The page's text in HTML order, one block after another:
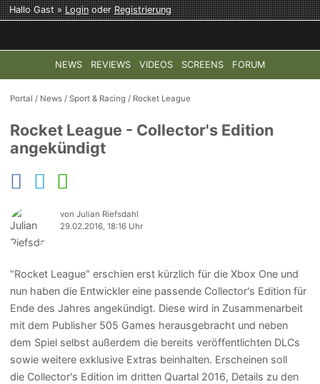
Hallo Gast »LoginoderRegistrierung
NEWS REVIEWS VIDEOS SCREENS FORUM
TOP-THEMEN: COD: MODERN WARFARE 4 HALO:
Portal / News /Sport & Racing / Rocket League
Rocket League - Collector's Edition
angekündigt
von Julian Riefsdahl
29.02.2016, 18:16 Uhr
"Rocket League" erschien erst kürzlich für die Xbox One und
nun haben die Entwickler eine passende Collector's Edition für
Ende des Jahres angekündigt. Diese wird in Zusammenarbeit
mit dem Publisher 505 Games herausgebracht und neben
dem Spiel selbst außerdem die bereits veröffentlichten DLCs
sowie weitere exklusive Extras beinhalten. Erscheinen soll
die Collector's Edition im dritten Quartal 2016, Details zu den